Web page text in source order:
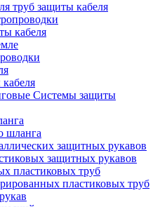
труб защиты кабеля
кабеля
Системы защиты
шланга
защитных рукавов
защитных рукавов
пластиковых труб
пластиковых труб